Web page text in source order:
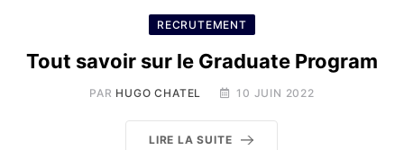
RECRUTEMENT
Tout savoir sur le Graduate Program
PAR HUGO CHATEL 10 JUIN 2022
LIRE LA SUITE